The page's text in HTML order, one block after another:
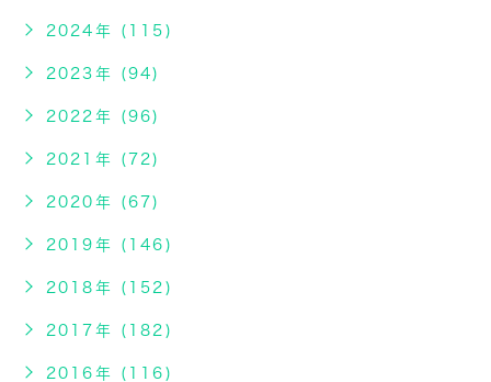
2024年 (115)
2023年 (94)
2022年 (96)
2021年 (72)
2020年 (67)
2019年 (146)
2018年 (152)
2017年 (182)
2016年 (116)